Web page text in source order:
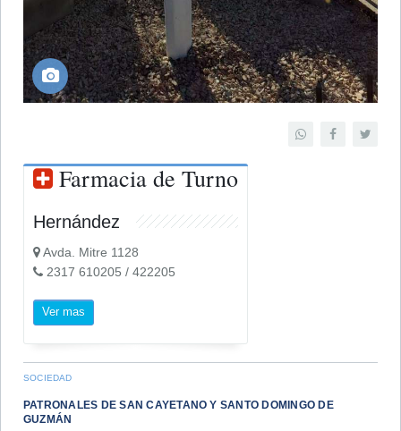
Farmacia de Turno
Hernández
Avda. Mitre 1128
2317 610205 / 422205
Ver mas
SOCIEDAD
PATRONALES DE SAN CAYETANO Y SANTO DOMINGO DE
GUZMÁN